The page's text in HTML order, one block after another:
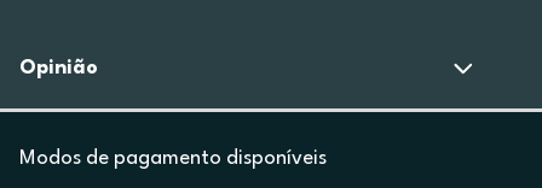
Opinião
Modos de pagamento disponíveis